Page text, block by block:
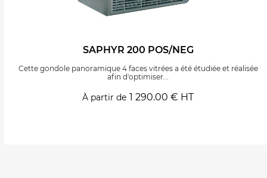
SAPHYR 200 POS/NEG
Cette gondole panoramique 4 faces vitrées a été étudiée et réalisée
afin d'optimiser...
À partir de 1 290.00 € HT